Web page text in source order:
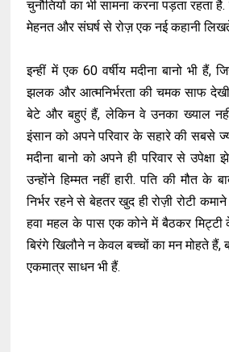
चुनौतियों का भी सामना करना पड़ता रहता
मेहनत और संघर्ष से रोज़ एक नई कहानी
इन्हीं में एक 60 वर्षीय मदीना बानो भी हैं,
झलक और आत्मनिर्भरता की चमक साफ
बेटे और बहुएं हैं, लेकिन वे उनका ख्याल
इंसान को अपने परिवार के सहारे की सबसे
मदीना बानो को अपने ही परिवार से
उन्होंने हिम्मत नहीं हारी. पति की मौत के
निर्भर रहने से बेहतर खुद ही रोज़ी रोटी
हवा महल के पास एक कोने में बैठकर मिट्टी
बिरंगे खिलौने न केवल बच्चों का मन मोहते हैं,
एकमात्र साधन भी हैं.